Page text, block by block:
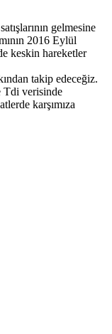
gelmesine
2016 Eylül
keskin hareketler
takip edeceğiz.
Tdi verisinde
karşımıza